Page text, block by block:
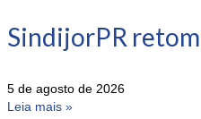
SindijorPR
5 de agosto de 2026
Leia mais »